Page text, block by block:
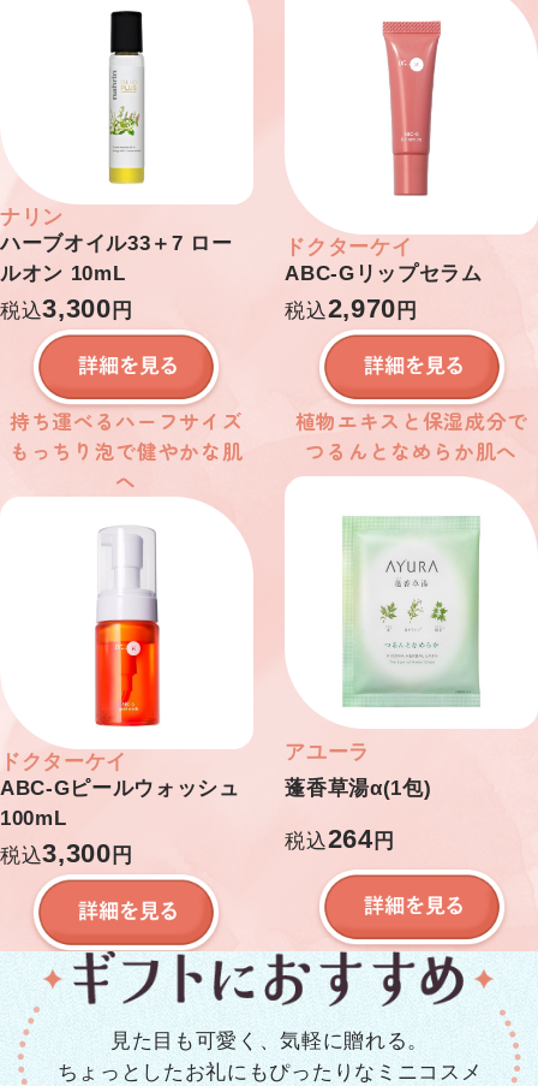
ナリン
ハーブオイル33＋7 ロー
ルオン 10mL
税込3,300 円
ドクターケイ
ABC-Gリップセラム
税込2,970 円
持ち運べるハーフサイズ
もっちり泡で健やかな肌
へ
ドクターケイ
ABC-Gピールウォッシュ
100mL
税込3,300 円
植物エキスと保湿成分で
つるんとなめらか肌へ
アユーラ
蓬香草湯α(1包)
税込264円
見た目も可愛く、気軽に贈れる。
ちょっとしたお礼にもぴったりなミニコスメ